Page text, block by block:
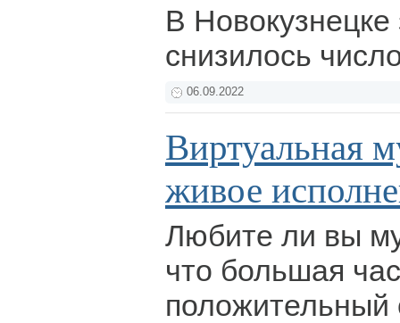
В Новокузнецке
снизилось
06.09.2022
Виртуальная
живое
Любите ли вы
что большая
положительный